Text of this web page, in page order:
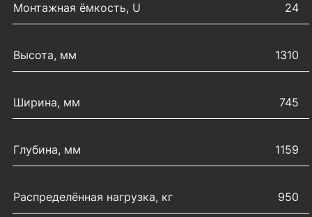
Монтажная ёмкость, U
24
Высота, мм 1310
Ширина, мм 745
Глубина, мм 1159
Распределённая нагрузка, кг 950